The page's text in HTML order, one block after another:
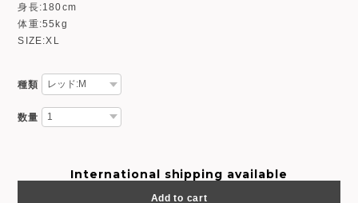
身長:180cm
体重:55kg
SIZE:XL
種類
数量
International shipping available
Add to cart